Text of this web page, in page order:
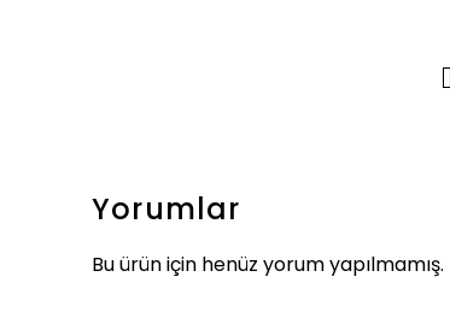
Yorumlar
Bu ürün için henüz yorum yapılmamış.